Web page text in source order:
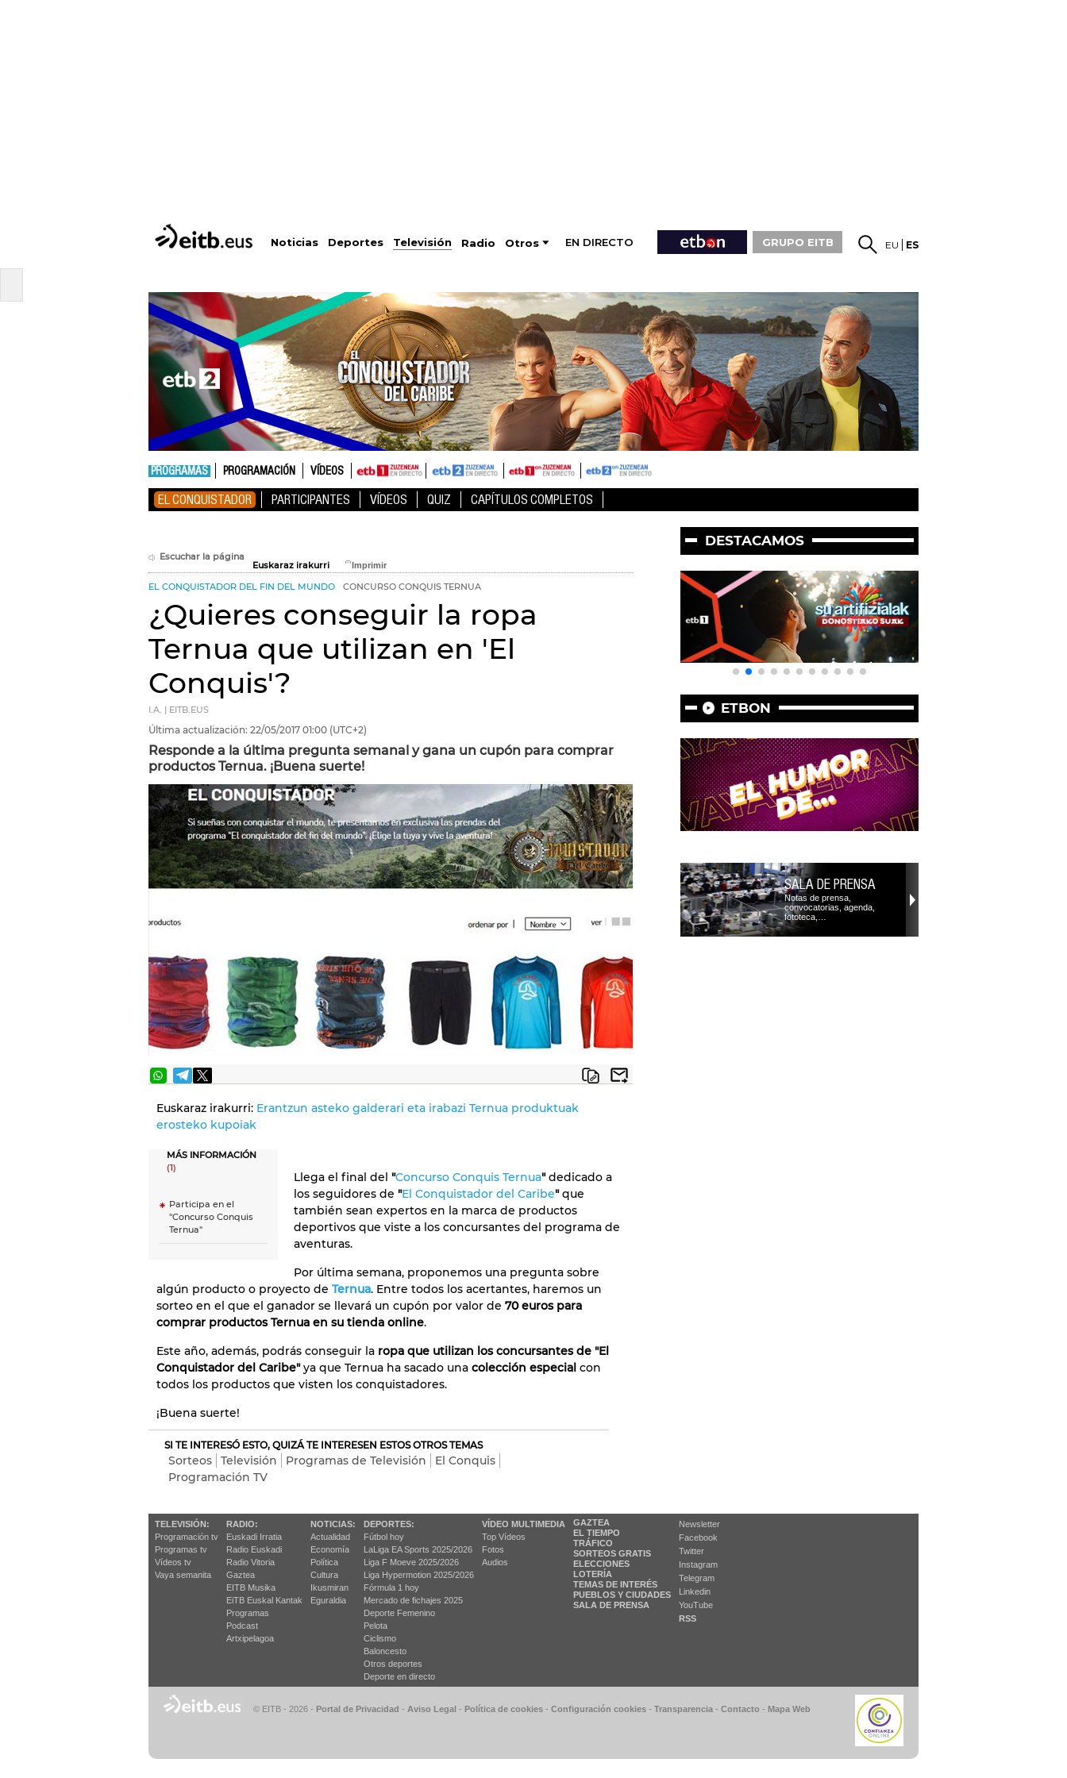
Noticias Deportes Televisión Radio Otros EN DIRECTO GRUPO EITB EU ES
PROGRAMAS PROGRAMACIÓN VÍDEOS
EL CONQUISTADOR PARTICIPANTES VÍDEOS QUIZ CAPÍTULOS COMPLETOS
Escuchar la página
Euskaraz irakurri
EL CONQUISTADOR DEL FIN DEL MUNDO CONCURSO CONQUIS TERNUA
¿Quieres conseguir la ropa
Ternua que utilizan en 'El
Conquis'?
I.A. | EITB.EUS
Última actualización: 22/05/2017 01:00 (UTC+2)
Responde a la última pregunta semanal y gana un cupón para comprar
productos Ternua. ¡Buena suerte!
Euskaraz irakurri: Erantzun asteko galderari eta irabazi Ternua produktuak
erosteko kupoiak
MÁS INFORMACIÓN
(1)
Participa en el
"Concurso Conquis
Ternua"
Llega el final del "Concurso Conquis Ternua"dedicado a
los seguidores de "El Conquistador del Caribe"que
también sean expertos en la marca de productos
deportivos que viste a los concursantes del programa de
aventuras.
Por última semana, proponemos una pregunta sobre
algún producto o proyecto de Ternua. Entre todos los acertantes, haremos un
sorteo en el que el ganador se llevará un cupón por valor de 70 euros para
comprar productos Ternua en su tienda online.
Este año, además, podrás conseguir la ropa que utilizan los concursantes de "El
Conquistador del Caribe"ya que Ternua ha sacado una colección especial con
todos los productos que visten los conquistadores.
¡Buena suerte!
SI TE INTERESÓ ESTO, QUIZÁ TE INTERESEN ESTOS OTROS TEMAS
Sorteos Televisión Programas de Televisión
El Conquis
Programación TV
DESTACAMOS
ETBON
SALA DE PRENSA
Notas de prensa,
convocatorias, agenda,
fototeca,…
TELEVISIÓN:
Programación tv
Programas tv
Vídeos tv
Vaya semanita
RADIO:
Euskadi Irratia
Radio Euskadi
Radio Vitoria
Gaztea
EITB Musika
EiTB Euskal Kantak
Programas
Podcast
Artxipelagoa
NOTICIAS:
Actualidad
Economía
Política
Cultura
Ikusmiran
Eguraldia
DEPORTES:
Fútbol hoy
LaLiga EA Sports 2025/2026
Liga F Moeve 2025/2026
Liga Hypermotion 2025/2026
Fórmula 1 hoy
Mercado de fichajes 2025
Deporte Femenino
Pelota
Ciclismo
Baloncesto
Otros deportes
Deporte en directo
VÍDEO MULTIMEDIA
Top Vídeos
Fotos
Audios
GAZTEA
EL TIEMPO
TRÁFICO
SORTEOS GRATIS
ELECCIONES
LOTERÍA
TEMAS DE INTERÉS
PUEBLOS Y CIUDADES
SALA DE PRENSA
Newsletter
Facebook
Twitter
Instagram
Telegram
Linkedin
YouTube
RSS
© EITB - 2026 - Portal de Privacidad - Aviso Legal - Política de cookies - Configuración cookies - Transparencia - Contacto - Mapa Web